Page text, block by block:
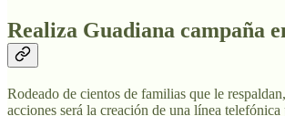
Realiza Guadiana campaña
Rodeado de cientos de familias que le
acciones será la creación de una línea telefónica